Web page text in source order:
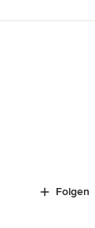
Folgen